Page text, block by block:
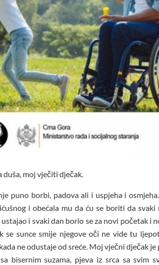
duša, moj vječiti dječak.
puno borbi, padova ali i uspjeha i
i obećala mu da ću se boriti da svaki
i svaki dan borio se za novi početak i
se sunce smije njegove oči ne vide tu
ne odustaje od sreće. Moj vječni dječak
bisernim suzama, pjeva iz srca sa svim